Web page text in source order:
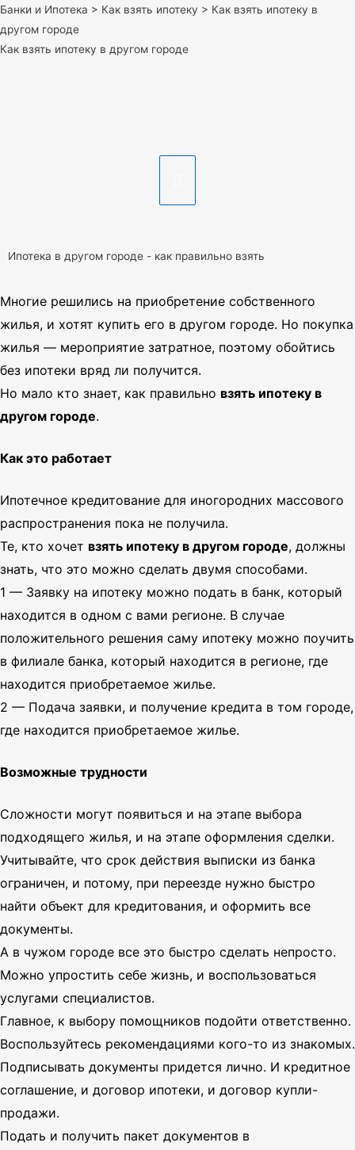
Банки и Ипотека > Как взять ипотеку > Как взять ипотеку в
другом городе
Как взять ипотеку в другом городе
Ипотека в другом городе - как правильно взять
Многие решились на приобретение собственного
жилья, и хотят купить его в другом городе. Но покупка
жилья — мероприятие затратное, поэтому обойтись
без ипотеки вряд ли получится.
Но мало кто знает, как правильно взять ипотеку в
другом городе.
Как это работает
Ипотечное кредитование для иногородних массового
распространения пока не получила.
Те, кто хочет взять ипотеку в другом городе, должны
знать, что это можно сделать двумя способами.
1 — Заявку на ипотеку можно подать в банк, который
находится в одном с вами регионе. В случае
положительного решения саму ипотеку можно поучить
в филиале банка, который находится в регионе, где
находится приобретаемое жилье.
2 — Подача заявки, и получение кредита в том городе,
где находится приобретаемое жилье.
Возможные трудности
Сложности могут появиться и на этапе выбора
подходящего жилья, и на этапе оформления сделки.
Учитывайте, что срок действия выписки из банка
ограничен, и потому, при переезде нужно быстро
найти объект для кредитования, и оформить все
документы.
А в чужом городе все это быстро сделать непросто.
Можно упростить себе жизнь, и воспользоваться
услугами специалистов.
Главное, к выбору помощников подойти ответственно.
Воспользуйтесь рекомендациями кого-то из знакомых.
Подписывать документы придется лично. И кредитное
соглашение, и договор ипотеки, и договор купли-
продажи.
Подать и получить пакет документов в